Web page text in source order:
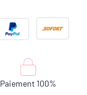
Paiement 100%